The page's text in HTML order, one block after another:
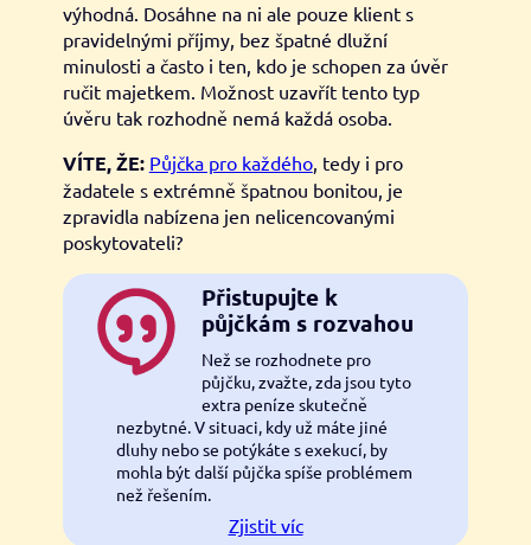
výhodná. Dosáhne na ni ale pouze klient s
pravidelnými příjmy, bez špatné dlužní
minulosti a často i ten, kdo je schopen za úvěr
ručit majetkem. Možnost uzavřít tento typ
úvěru tak rozhodně nemá každá osoba.
VÍTE, ŽE: Půjčka pro každého, tedy i pro
žadatele s extrémně špatnou bonitou, je
zpravidla nabízena jen nelicencovanými
poskytovateli?
Přistupujte k
půjčkám s rozvahou
Než se rozhodnete pro
půjčku, zvažte, zda jsou tyto
extra peníze skutečně
nezbytné. V situaci, kdy už máte jiné
dluhy nebo se potýkáte s exekucí, by
mohla být další půjčka spíše problémem
než řešením.
Zjistit víc